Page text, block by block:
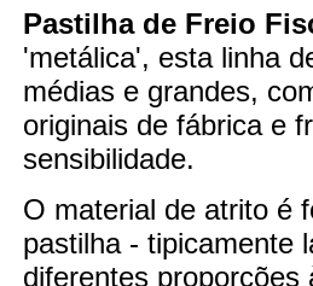
Pastilha de Freio
'metálica', esta linha
médias e grandes,
originais de fábrica e
sensibilidade.
O material de atrito é
pastilha - tipicamente
diferentes